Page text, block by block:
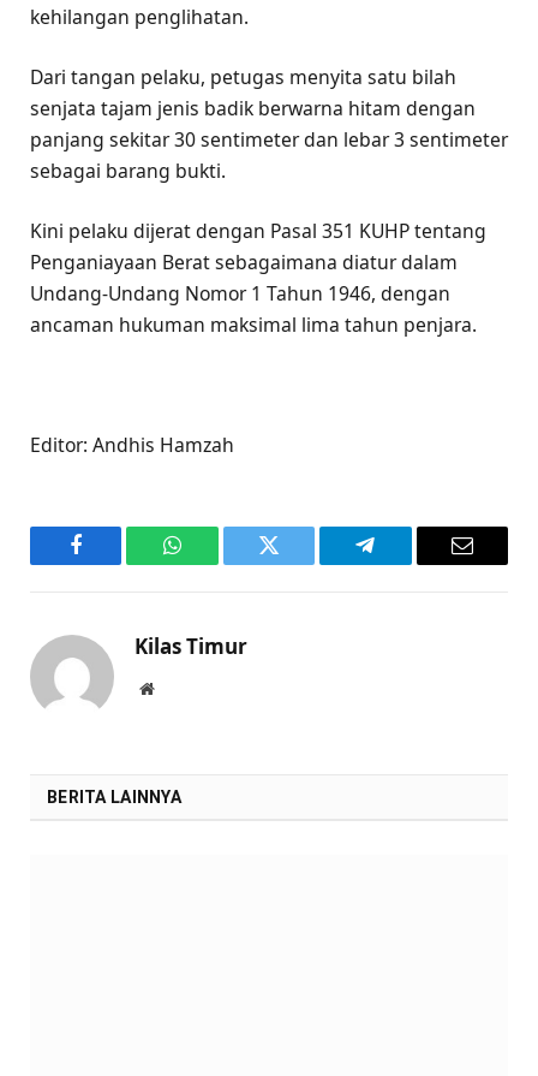
kehilangan penglihatan.
Dari tangan pelaku, petugas menyita satu bilah
senjata tajam jenis badik berwarna hitam dengan
panjang sekitar 30 sentimeter dan lebar 3 sentimeter
sebagai barang bukti.
Kini pelaku dijerat dengan Pasal 351 KUHP tentang
Penganiayaan Berat sebagaimana diatur dalam
Undang-Undang Nomor 1 Tahun 1946, dengan
ancaman hukuman maksimal lima tahun penjara.
Editor: Andhis Hamzah
Facebook WhatsAppTwitter Telegram Email
Kilas Timur
Website
BERITA LAINNYA